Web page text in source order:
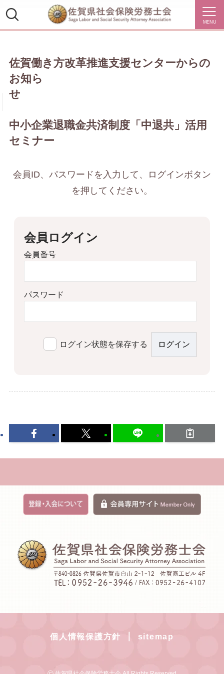
MENU
佐賀働き方改革推進支援センターからの
お知ら
せ
中小企業退職金共済制度「中退共」活用
セミナー
会員ID、パスワードを入力して、ログインボタン
を押してください。
会員ログイン
会員番号
パスワード
ログイン状態を保存する
個人情報保護方針 sitemap